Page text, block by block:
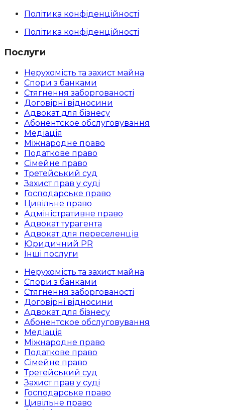
Політика конфіденційності
Політика конфіденційності
Послуги
Нерухомість та захист майна
Спори з банками
Стягнення заборгованості
Договірні відносини
Адвокат для бізнесу
Абoнентское обслуговування
Медіація
Міжнародне право
Податкове право
Сімейне право
Третейський суд
Захист прав у суді
Господарське право
Цивільне право
Адміністративне право
Адвокат турагента
Адвокат для переселенців
Юридичний PR
Інші послуги
Нерухомість та захист майна
Спори з банками
Стягнення заборгованості
Договірні відносини
Адвокат для бізнесу
Абoнентское обслуговування
Медіація
Міжнародне право
Податкове право
Сімейне право
Третейський суд
Захист прав у суді
Господарське право
Цивільне право